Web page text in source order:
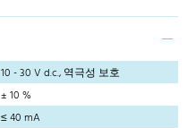
10 - 30 V d.c., 역극성 보호
± 10 %
≤ 40 mA